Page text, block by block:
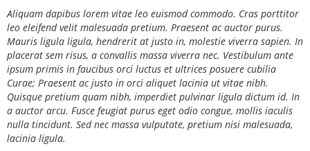
Aliquam dapibus lorem vitae leo euismod commodo. Cras porttitor
leo eleifend velit malesuada pretium. Praesent ac auctor purus.
Mauris ligula ligula, hendrerit at justo in, molestie viverra sapien. In
placerat sem risus, a convallis massa viverra nec. Vestibulum ante
ipsum primis in faucibus orci luctus et ultrices posuere cubilia
Curae; Praesent ac justo in orci aliquet lacinia ut vitae nibh.
Quisque pretium quam nibh, imperdiet pulvinar ligula dictum id. In
a auctor arcu. Fusce feugiat purus eget odio congue, mollis iaculis
nulla tincidunt. Sed nec massa vulputate, pretium nisi malesuada,
lacinia ligula.